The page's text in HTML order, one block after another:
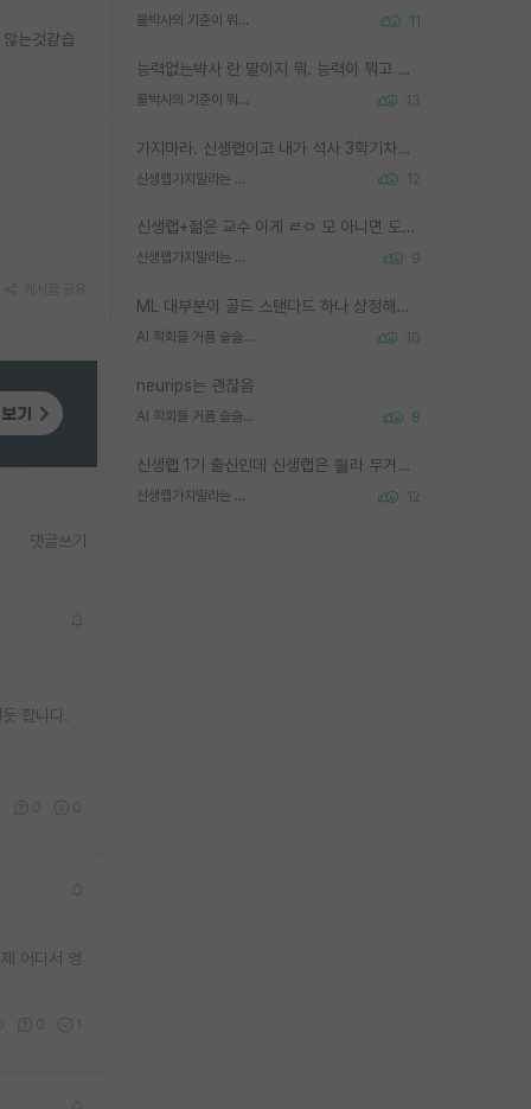
물박사의 기준이 뭐임? 11
능력없는박사 란 말이지 뭐. 능력이 뭐고 능력이 있다는게 뭔지는 사람마다 기준이 다르니까 얘기해봐야 서로 자기 기준만 얘기해서 논쟁이 끝이 안나고. 주위에서 능력있고 야심있는 신입생이 교수가 유의미한 피드백을 아예 안주면서 제대로된 과제에 참여해볼 기회도 제공하지 않고 잡일 뺑뺑이만 돌려서 맨날 단순작업만 하면서 밤새다가 눈빛이 점점 죽어가는걸 본 사람은 물박사는 교수탓이라고 하고, 교수는 이것저것 알려도 주고 기회도 주고 사수 동기 붙여주면서 어떻게든 끌고가려고 하는데 본인이 매일 뺀질거리면서 출근 하는둥마는둥 하다가 기껏 와서도 폰이나 쳐다보다가 실험 망치고 저녁약속있어서 먼저 가볼게요~ 하는걸 본 사람은 물박사는 본인탓이라고 함.
물박사의 기준이 뭐임? 13
가지마라. 신생랩이고 내가 석사 3학기차인데 최고참인데 나도 아무것도 모르는데 교수가 후배들 왜 논문 교육 안시키냐. 논문 왜 안 써오냐 닦달한다
신생랩가지말라는 이유가 있었구나 12
신생랩+젊은 교수 이게 ㄹㅇ 모 아니면 도인듯.
신생랩가지말라는 이유가 있었구나 9
ML 대부분이 골드 스탠다드 하나 상정해놓고 (벤치마크 데이터셋이 여러 개면 여러 개 상정) 그거 얼마나 잘 맞추나 싸움임 가끔 번뜩이는 설계 철학을 보여주는 논문들도 있지만 대부분 그거 성적 얼마나 더 올리느라에 혈안이 되어 있는 측면이 잇음
AI 학회들 거품 슬슬 지적이 나오네요 10
neurips는 괜찮음
AI 학회들 거품 슬슬 지적이 나오네요 8
신생랩 1기 출신인데 신생랩은 줠라 무거운 바벨 같은거임. 들면 대박인데 못들면 깔려 죽음. 아무도 알려주지 않는 환경에서 자생해야하지만, 일단 살아남았다면 그 어떤 사람보다 악착같고 생존력 높은 사람으로 거듭날 수 있음
신생랩가지말라는 이유가 있었구나 12
는것같습
댓글쓰기
합니다.
어디서 영